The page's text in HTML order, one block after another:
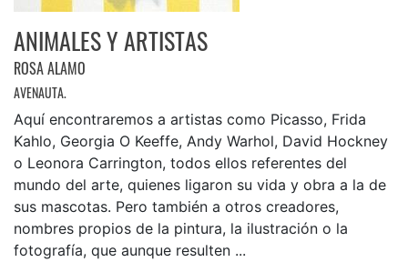
ANIMALES Y ARTISTAS
ROSA ALAMO
AVENAUTA.
Aquí encontraremos a artistas como Picasso, Frida
Kahlo, Georgia O Keeffe, Andy Warhol, David Hockney
o Leonora Carrington, todos ellos referentes del
mundo del arte, quienes ligaron su vida y obra a la de
sus mascotas. Pero también a otros creadores,
nombres propios de la pintura, la ilustración o la
fotografía, que aunque resulten ...